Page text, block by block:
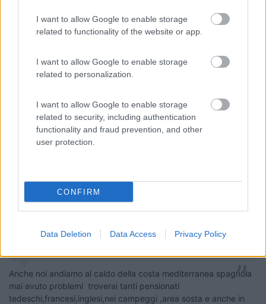
I want to allow Google to enable storage
related to functionality of the website or app.
I want to allow Google to enable storage
related to personalization.
I want to allow Google to enable storage
related to security, including authentication
functionality and fraud prevention, and other
user protection.
CONFIRM
Data Deletion Data Access Privacy Policy
eravamo tre equipaggi con cani che ci hanno svegliato.
Personalmente quando voglio andare al caldo in inverno
Scusate l'intrusione ma (anche per esperienza diretta) la cosa
peggiore che può vivere un camperista è la violazione del
proprio mezzo.
anton48
siamo una copia di settantenni e dopo anni di feste di fine anno passate
sulla neve o alle terme, per quest'anno abbiamo deciso di trascorrere le
...
Anche noi andiamo al caldo della costa mediterranea spagnola
mai avuto problemi troverai tanti pensionati
tedeschi,francesi,inglesi,nei campeggi ,area sosta e anche in